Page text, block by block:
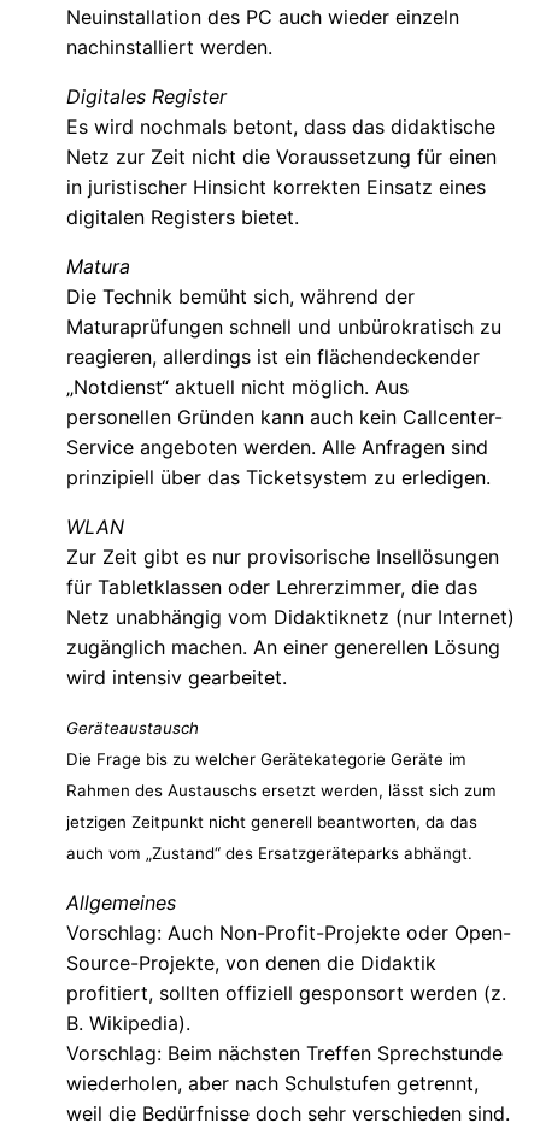
Neuinstallation des PC auch wieder einzeln
nachinstalliert werden.
Digitales Register
Es wird nochmals betont, dass das didaktische
Netz zur Zeit nicht die Voraussetzung für einen
in juristischer Hinsicht korrekten Einsatz eines
digitalen Registers bietet.
Matura
Die Technik bemüht sich, während der
Maturaprüfungen schnell und unbürokratisch zu
reagieren, allerdings ist ein flächendeckender
Notdienst“ aktuell nicht möglich. Aus
personellen Gründen kann auch kein Callcenter-
Service angeboten werden. Alle Anfragen sind
prinzipiell über das Ticketsystem zu erledigen.
WLAN
Zur Zeit gibt es nur provisorische Insellösungen
für Tabletklassen oder Lehrerzimmer, die das
Netz unabhängig vom Didaktiknetz (nur Internet)
zugänglich machen. An einer generellen Lösung
wird intensiv gearbeitet.
Geräteaustausch
Die Frage bis zu welcher Gerätekategorie Geräte im
Rahmen des Austauschs ersetzt werden, lässt sich zum
jetzigen Zeitpunkt nicht generell beantworten, da das
auch vom „Zustand“ des Ersatzgeräteparks abhängt.
Allgemeines
Vorschlag: Auch Non-Profit-Projekte oder Open-
Source-Projekte, von denen die Didaktik
profitiert, sollten offiziell gesponsort werden (z.
B. Wikipedia).
Vorschlag: Beim nächsten Treffen Sprechstunde
wiederholen, aber nach Schulstufen getrennt,
weil die Bedürfnisse doch sehr verschieden sind.